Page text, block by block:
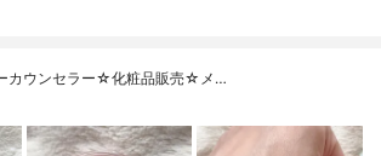
カウンセラー☆化粧品販売☆メ…